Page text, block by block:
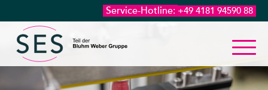
Service-Hotline: +49 4181 94590 88